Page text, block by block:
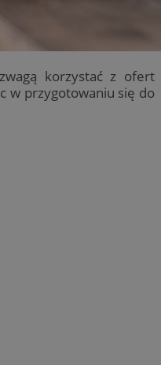
korzystać z ofert
w przygotowaniu się do